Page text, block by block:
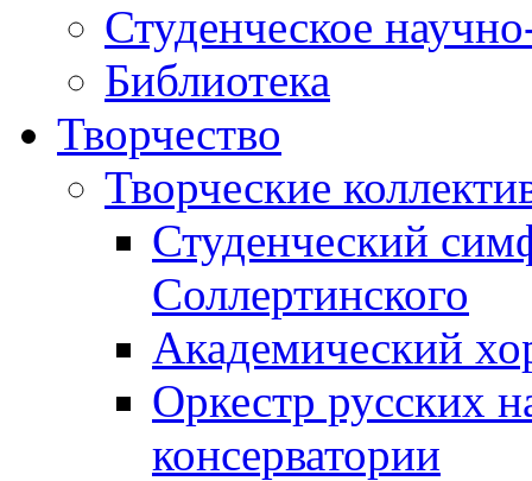
Студенческое
Библиотека
Творчество
Творческие
Студенческий
Соллертинского
Академический
Оркестр русских
консерватории